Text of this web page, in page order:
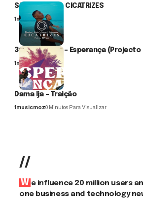
SATURNO 2.5 – CICATRIZES
1musicmoz
3C Chocolate – Esperança (Projecto
1musicmoz
Dama Ija – Traição
1musicmoz0 Minutos Para Visualizar
//
We influence 20 million users and is the number
one business and technology